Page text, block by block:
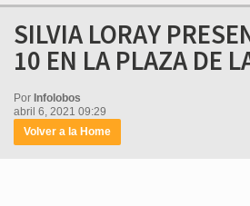
SILVIA LORAY
10 EN LA PLAZA DE
Por Infolobos
abril 6, 2021 09:29
Volver a la Home